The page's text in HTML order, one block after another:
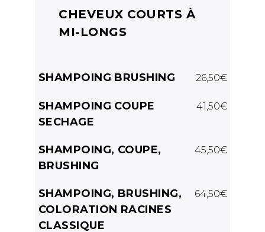
CHEVEUX COURTS À
MI-LONGS
SHAMPOING BRUSHING 26,50€
SHAMPOING COUPE
SECHAGE
41,50€
SHAMPOING, COUPE,
BRUSHING
45,50€
SHAMPOING, BRUSHING,
COLORATION RACINES
CLASSIQUE
64,50€